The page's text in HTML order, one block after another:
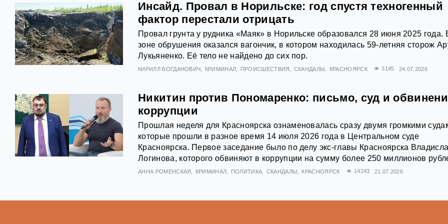
Инсайд. Провал в Норильске: год спустя техногенный
фактор перестали отрицать
Провал грунта у рудника «Маяк» в Норильске образовался 28 июня 2025 года.
зоне обрушения оказался вагончик, в котором находилась 59-летняя сторож
Лукьяненко. Её тело не найдено до сих пор.
КИРИЛЛ БОГДАНОВИЧ КРИМИНАЛ ПРОИСШЕСТВИЯ СКАНДАЛЫ КРАСНОЯРСК 3145 24.07.2026
Никитин против Пономаренко: письмо, суд и
коррупции
Прошлая неделя для Красноярска ознаменовалась сразу двумя громкими
которые прошли в разное время 14 июля 2026 года в Центральном суде
Красноярска. Первое заседание было по делу экс-главы Красноярска
Логинова, которого обвиняют в коррупции на сумму более 250 миллионов
АННА РОМЕНСКАЯ КРИМИНАЛ ПОЛИТИКА СКАНДАЛЫ КРАСНОЯРСК 14243 21.07.2026